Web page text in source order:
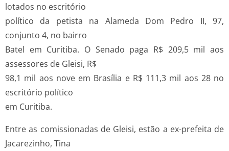
lotados no escritório
político da petista na Alameda Dom Pedro II, 97,
conjunto 4, no bairro
Batel em Curitiba. O Senado paga R$ 209,5 mil aos
assessores de Gleisi, R$
98,1 mil aos nove em Brasília e R$ 111,3 mil aos 28 no
escritório político
em Curitiba.
Entre as comissionadas de Gleisi, estão a ex-prefeita de
Jacarezinho, Tina